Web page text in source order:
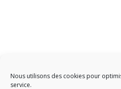
Nous utilisons des cookies pour
service.